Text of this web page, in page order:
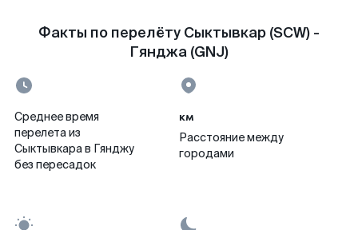
Факты по перелёту Сыктывкар (SCW) -
Гянджа (GNJ)
Среднее время
перелета из
Сыктывкара в Гянджу
без пересадок
км
Расстояние между
городами